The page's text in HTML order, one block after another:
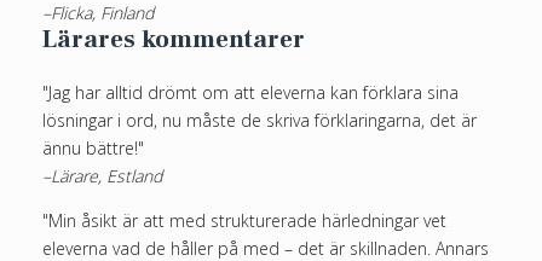
–Flicka, Finland
Lärares kommentarer
"Jag har alltid drömt om att eleverna kan förklara sina
lösningar i ord, nu måste de skriva förklaringarna, det är
ännu bättre!"
–Lärare, Estland
"Min åsikt är att med strukturerade härledningar vet
eleverna vad de håller på med – det är skillnaden. Annars